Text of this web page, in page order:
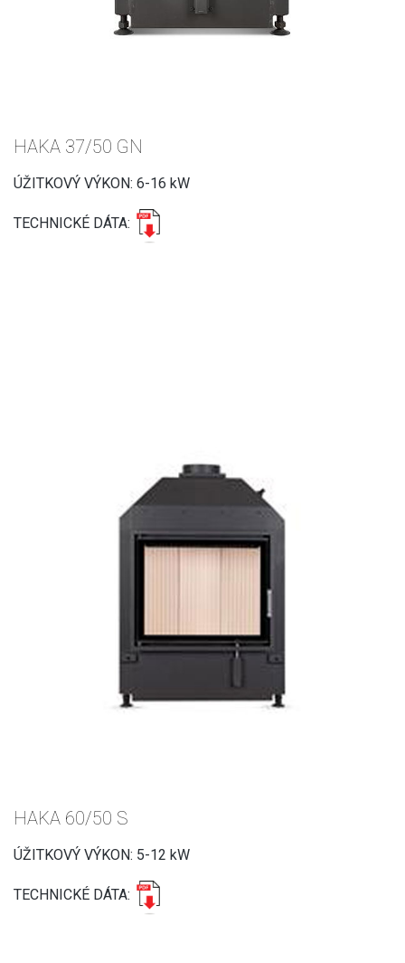
HAKA 37/50 GN
ÚŽITKOVÝ VÝKON: 6-16 kW
TECHNICKÉ DÁTA:
HAKA 60/50 S
ÚŽITKOVÝ VÝKON: 5-12 kW
TECHNICKÉ DÁTA: